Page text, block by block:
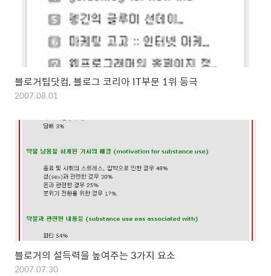
블로거팁닷컴, 블로그 코리아 IT부문 1위 등극
2007.08.01
블로거의 설득력을 높여주는 3가지 요소
2007.07.30